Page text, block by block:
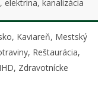
elektrina, kanalizácia
Kaviareň, Mestský
Reštaurácia,
Zdravotnícke